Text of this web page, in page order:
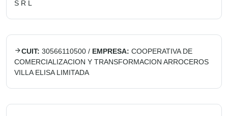
S R L
CUIT: 30566110500 / EMPRESA: COOPERATIVA DE
COMERCIALIZACION Y TRANSFORMACION ARROCEROS
VILLA ELISA LIMITADA